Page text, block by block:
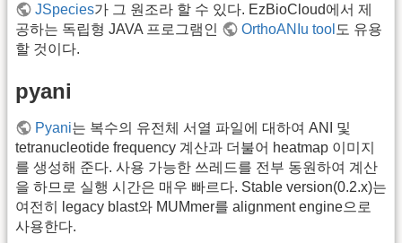
JSpecies가 그 원조라 할 수 있다. EzBioCloud에서 제
공하는 독립형 JAVA 프로그램인
OrthoANIu tool 도 유용
할 것이다.
pyani
Pyani는 복수의 유전체 서열 파일에 대하여 ANI 및
tetranucleotide frequency 계산과 더불어 heatmap 이미지
를 생성해 준다. 사용 가능한 쓰레드를 전부 동원하여 계산
을 하므로 실행 시간은 매우 빠르다. Stable version(0.2.x)는
여전히 legacy blast와 MUMmer를 alignment engine으로
사용한다.